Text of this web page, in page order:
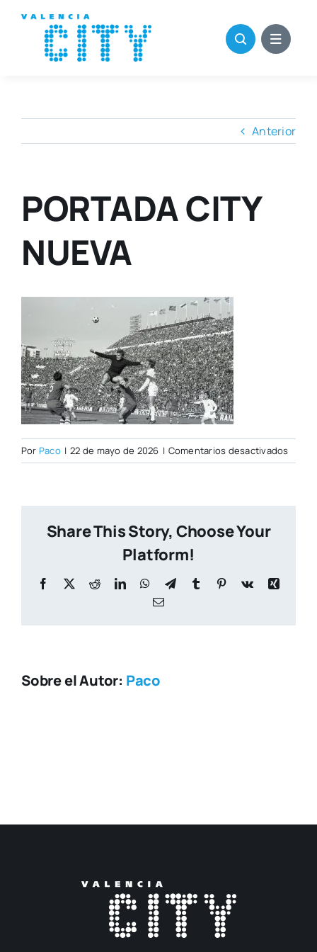
contenido
Anterior
PORTADA CITY
NUEVA
Por Paco | 22 de mayo de 2026 | Comentarios desactivadosen
Share This Story, Choose Your
Platform!
Facebook
X RedditLinkedInWhatsApp
TelegramTumblr Pinterest
Vk
Xing
Correo
Sobre el Autor: Paco